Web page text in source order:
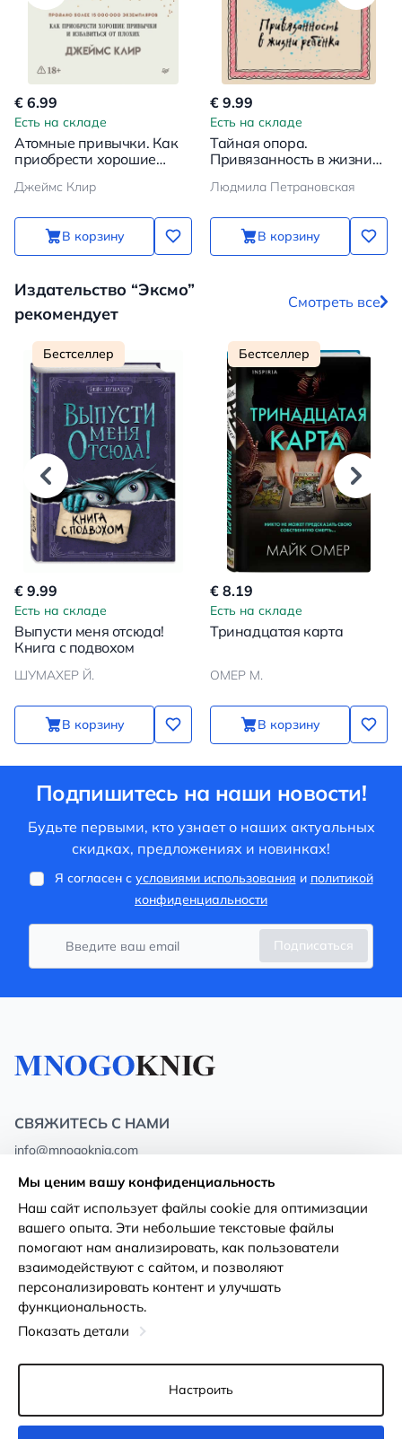
€ 6.99
Есть на складе
Атомные привычки. Как
приобрести хорошие
плохих
Джеймс Клир
В корзину
€ 9.99
Есть на складе
Тайная опора.
Привязанность в жизни
Людмила Петрановская
В корзину
Издательство “Эксмо”
рекомендует
Смотреть все
Бестселлер
€ 9.99
Есть на складе
Выпусти меня отсюда!
Книга с подвохом
ШУМАХЕР Й.
В корзину
Бестселлер
€ 8.19
Есть на складе
Тринадцатая карта
ОМЕР М.
В корзину
Подпишитесь на наши новости!
Будьте первыми, кто узнает о наших актуальных
скидках, предложениях и новинках!
Я согласен с условиями использования и политикой
конфиденциальности
Подписаться
СВЯЖИТЕСЬ С НАМИ
info@mnogoknig.com
Rīga, Augusta Deglava 69d, LV-1082
О нас
Магазины
Доставка и оплата
Карты лояльности
Политика
конфиденциальности
Условия использования
Возврат товара
Настройки файлов cookie
Мы ценим вашу конфиденциальность
Наш сайт использует файлы cookie для оптимизации
вашего опыта. Эти небольшие текстовые файлы
помогают нам анализировать, как пользователи
взаимодействуют с сайтом, и позволяют
персонализировать контент и улучшать
функциональность.
Показать детали
Настроить